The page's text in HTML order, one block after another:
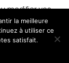
modifier vos
de vous référer
Accepter
la meilleure
à utiliser ce
satisfait.